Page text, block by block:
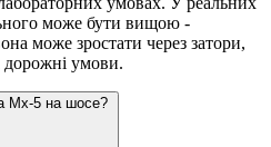
може бути вищою -
може зростати через затори,
дорожні умови.
Mx-5 на шосе?